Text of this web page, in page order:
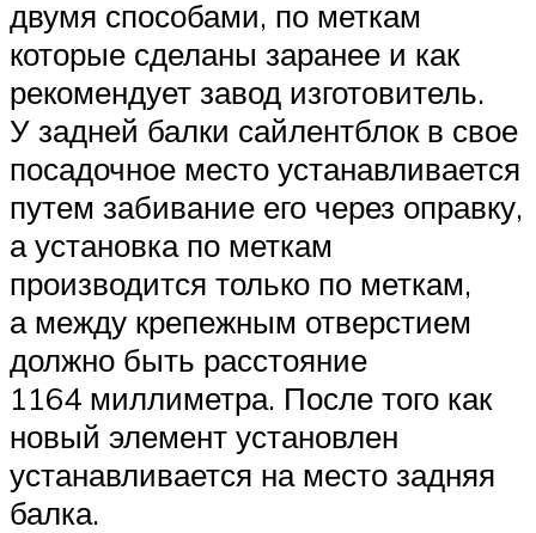
двумя способами, по меткам
которые сделаны заранее и как
рекомендует завод изготовитель.
У задней балки сайлентблок в свое
посадочное место устанавливается
путем забивание его через оправку,
а установка по меткам
производится только по меткам,
а между крепежным отверстием
должно быть расстояние
1164 миллиметра. После того как
новый элемент установлен
устанавливается на место задняя
балка.